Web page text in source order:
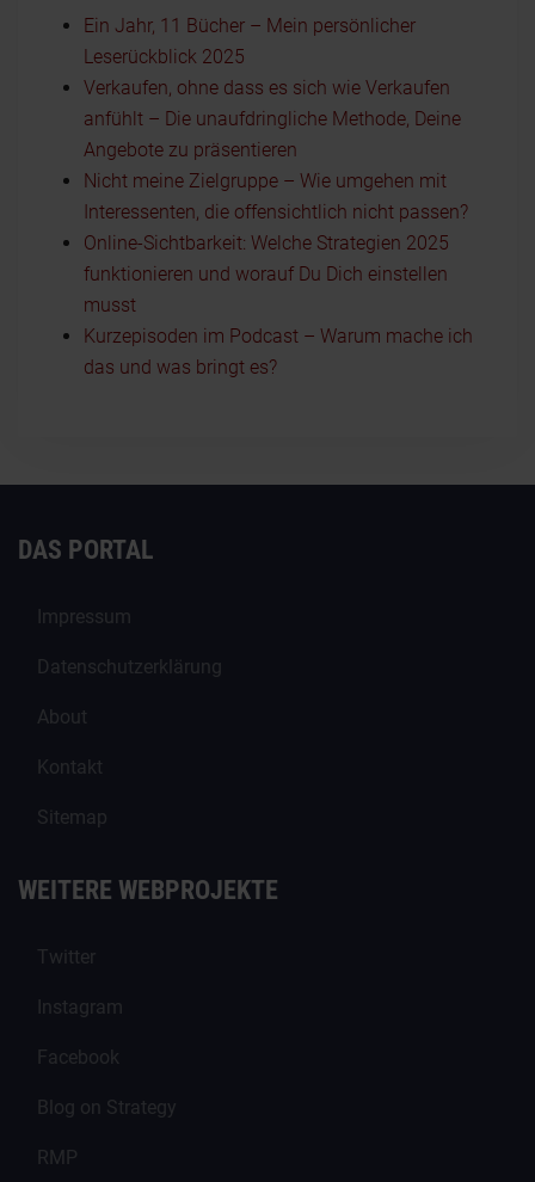
Ein Jahr, 11 Bücher – Mein persönlicher
Leserückblick 2025
Verkaufen, ohne dass es sich wie Verkaufen
anfühlt – Die unaufdringliche Methode, Deine
Angebote zu präsentieren
Nicht meine Zielgruppe – Wie umgehen mit
Interessenten, die offensichtlich nicht passen?
Online-Sichtbarkeit: Welche Strategien 2025
funktionieren und worauf Du Dich einstellen
musst
Kurzepisoden im Podcast – Warum mache ich
das und was bringt es?
DAS PORTAL
Impressum
Datenschutzerklärung
About
Kontakt
Sitemap
WEITERE WEBPROJEKTE
Twitter
Instagram
Facebook
Blog on Strategy
RMP